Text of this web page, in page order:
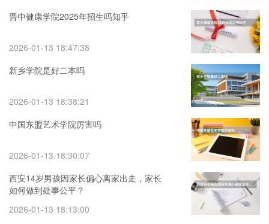
晋中健康学院2025年招生吗知乎
2026-01-13 18:47:38
新乡学院是好二本吗
2026-01-13 18:38:21
中国东盟艺术学院厉害吗
2026-01-13 18:30:07
西安14岁男孩因家长偏心离家出走，家长
如何做到处事公平？
2026-01-13 18:13:00